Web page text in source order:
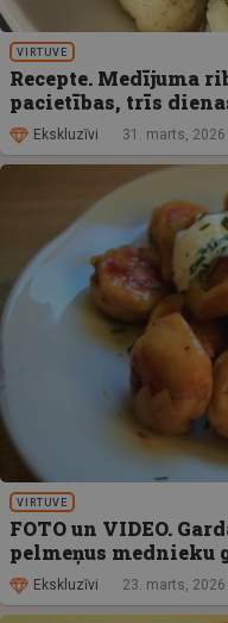
VIRTUVE
Recepte. Medījuma
pacietības, trīs
Ekskluzīvi 31. marts, 2026
VIRTUVE
FOTO un VIDEO.
pelmeņus mednieku
Ekskluzīvi 23. marts, 2026